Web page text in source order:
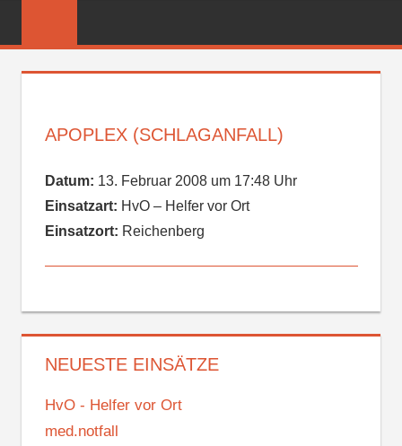
FEUERWEHR
APOPLEX (SCHLAGANFALL)
Datum: 13. Februar 2008 um 17:48 Uhr
Einsatzart: HvO – Helfer vor Ort
Einsatzort: Reichenberg
NEUESTE EINSÄTZE
HvO - Helfer vor Ort
med.notfall